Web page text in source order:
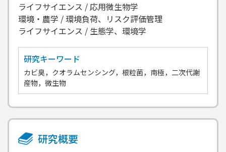
ライフサイエンス / 応用微生物学
環境・農学 / 環境負荷、リスク評価管理
ライフサイエンス / 生態学、環境学
研究キーワード
カビ臭，クオラムセンシング，根粒菌，南極，二次代謝
産物，微生物
研究概要